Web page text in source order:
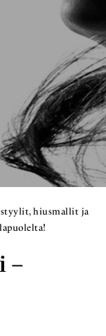
hiusmallit ja
–